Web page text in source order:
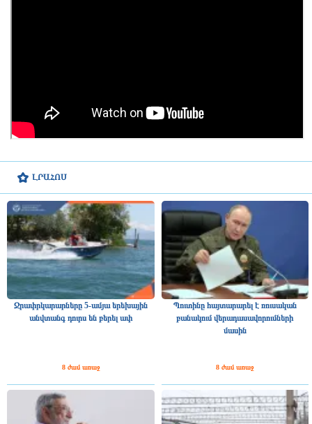
ԼՐԱՀՈՍ
Ջրափրկարարները 5-ամյա երեխային
անվտանգ դուրս են բերել ափ
8 ժամ առաջ
Պուտինը հայտարարել է ռուսական
բանակում վերադասավորումների
մասին
8 ժամ առաջ